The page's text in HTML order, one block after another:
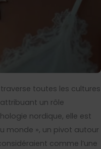
toutes les cultures
un rôle
nordique, elle est
monde », un pivot autour
comme l’une